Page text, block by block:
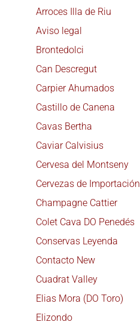
Arroces Illa de Riu
Aviso legal
Brontedolci
Can Descregut
Carpier Ahumados
Castillo de Canena
Cavas Bertha
Caviar Calvisius
Cervesa del Montseny
Cervezas de Importación
Champagne Cattier
Colet Cava DO Penedés
Conservas Leyenda
Contacto New
Cuadrat Valley
Elias Mora (DO Toro)
Elizondo